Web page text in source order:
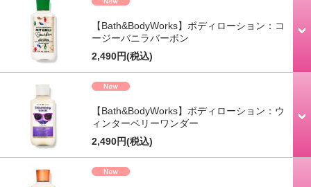
【Bath&BodyWorks】ボディローション：コ
ージーバニラバーボン
2,490円(税込)
【Bath&BodyWorks】ボディローション：ウ
ィンターベリーワンダー
2,490円(税込)